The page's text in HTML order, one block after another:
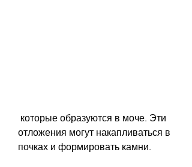
отложения могут накапливаться в
почках и формировать камни.